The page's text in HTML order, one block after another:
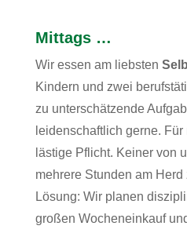
Mittags …
Wir essen am liebsten
Kindern und zwei
zu unterschätzende
leidenschaftlich gerne.
lästige Pflicht. Keiner von
mehrere Stunden am
Lösung: Wir planen
großen Wocheneinkauf